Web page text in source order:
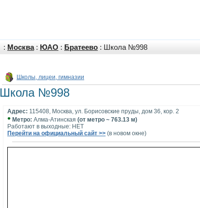
: Москва: ЮАО : Братеево : Школа №998
Школы, лицеи, гимназии
Школа №998
Адрес: 115408, Москва, ул. Борисовские пруды, дом 36, кор. 2
• Метро: Алма-Атинская (от метро ~ 763.13 м)
Работают в выходные: НЕТ
Перейти на официальный сайт >> (в новом окне)